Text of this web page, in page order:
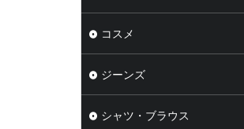
コスメ
ジーンズ
シャツ・ブラウス